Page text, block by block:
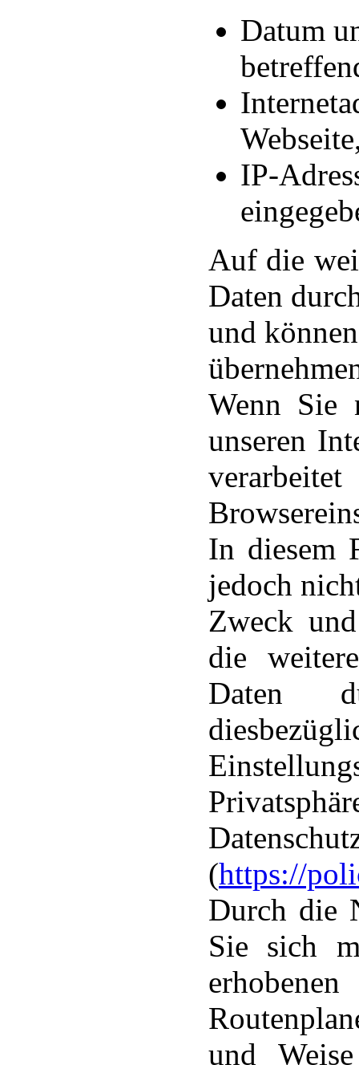
Datum
IP-
Auf die
Daten
und
Wenn Sie
unseren
In diesem
jedoch
Zweck
die
Daten
(https://
Durch die
Sie sich
und